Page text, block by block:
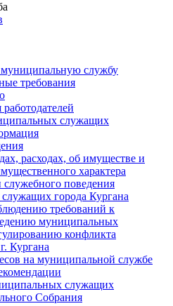
службу
требования
служащих
расходах, об имуществе и
характера
поведения
города Кургана
требований к
муниципальных
конфликта
Кургана
на муниципальной службе
служащих
Cобрания